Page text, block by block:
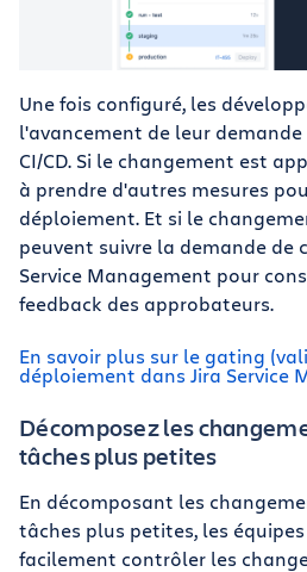
Une fois configuré, les
l'avancement de leur
CI/CD. Si le changement est
à prendre d'autres mesures
déploiement. Et si le
peuvent suivre la demande de
Service Management pour
feedback des approbateurs.
En savoir plus sur le gating
déploiement dans Jira Service
Décomposez les
tâches plus petites
En décomposant les
tâches plus petites, les
facilement contrôler les